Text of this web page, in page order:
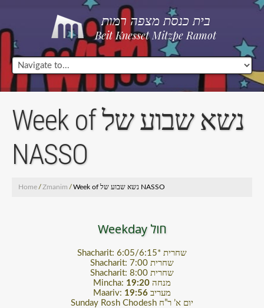
בית כנסת מצפה רמות
Beit Knesset Mitzpe Ramot
Week of נשא שבוע של
NASSO
Home /Zmanim / Week of נשא שבוע של NASSO
Weekday חול
Shacharit: 6:05/6:15* שחרית
Shacharit: 7:00 שחרית
Shacharit: 8:00 שחרית
Mincha: 19:20 מנחה
Maariv: 19:56 מעריב
Sunday Rosh Chodesh יום א’ ר”ח